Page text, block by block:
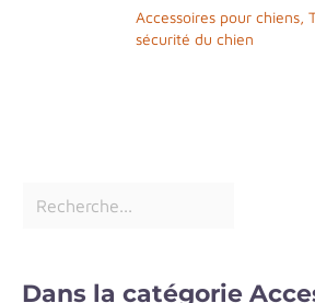
Accessoires pour chiens,
sécurité du chien
Dans la catégorie